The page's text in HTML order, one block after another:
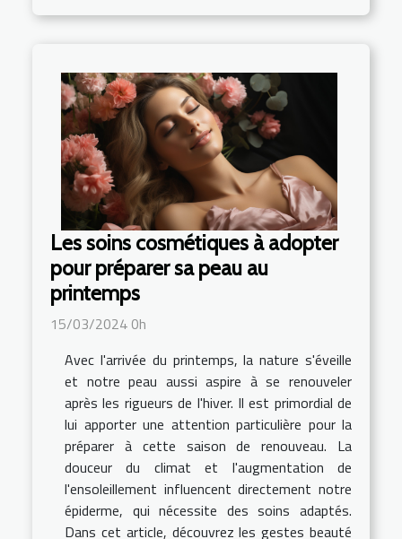
Les soins cosmétiques à adopter
pour préparer sa peau au
printemps
15/03/2024 0h
Avec l'arrivée du printemps, la nature s'éveille
et notre peau aussi aspire à se renouveler
après les rigueurs de l'hiver. Il est primordial de
lui apporter une attention particulière pour la
préparer à cette saison de renouveau. La
douceur du climat et l'augmentation de
l'ensoleillement influencent directement notre
épiderme, qui nécessite des soins adaptés.
Dans cet article, découvrez les gestes beauté